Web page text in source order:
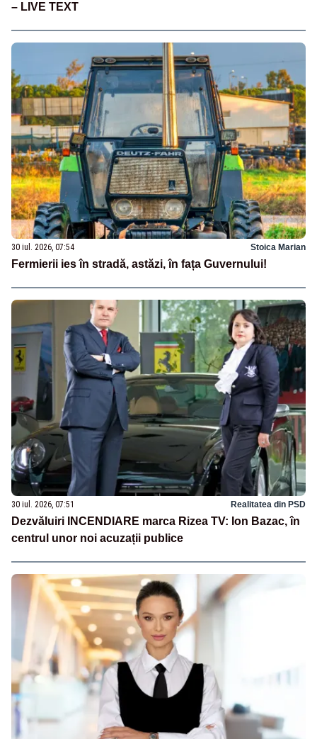
– LIVE TEXT
30 iul. 2026, 07:54 Stoica Marian
Fermierii ies în stradă, astăzi, în fața Guvernului!
30 iul. 2026, 07:51 Realitatea din PSD
Dezvăluiri INCENDIARE marca Rizea TV: Ion Bazac, în
centrul unor noi acuzații publice